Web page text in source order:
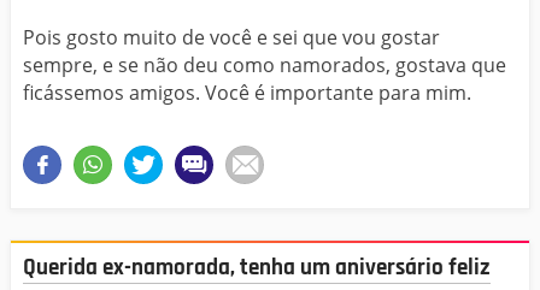
Pois gosto muito de você e sei que vou gostar
sempre, e se não deu como namorados, gostava que
ficássemos amigos. Você é importante para mim.
Querida ex-namorada, tenha um aniversário feliz